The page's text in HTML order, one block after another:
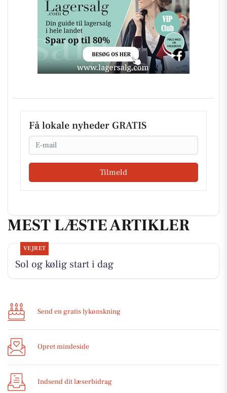
Få lokale nyheder GRATIS
Email
Tilmeld
MEST LÆSTE ARTIKLER
VEJRET
Sol og kølig start i dag
Send en gratis lykønskning
Opret mindeside
Indsend dit læserbidrag